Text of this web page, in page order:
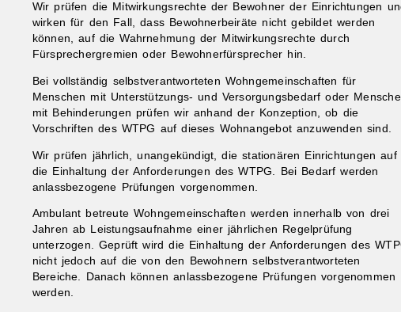
Wir prüfen die Mitwirkungsrechte der Bewohner der Einrichtungen
wirken für den Fall, dass Bewohnerbeiräte nicht gebildet werden
können, auf die Wahrnehmung der Mitwirkungsrechte durch
Fürsprechergremien oder Bewohnerfürsprecher hin.
Bei vollständig selbstverantworteten Wohngemeinschaften für
Menschen mit Unterstützungs- und Versorgungsbedarf oder
mit Behinderungen prüfen wir anhand der Konzeption, ob die
Vorschriften des WTPG auf dieses Wohnangebot anzuwenden sind.
Wir prüfen jährlich, unangekündigt, die stationären Einrichtungen auf
die Einhaltung der Anforderungen des WTPG. Bei Bedarf werden
anlassbezogene Prüfungen vorgenommen.
Ambulant betreute Wohngemeinschaften werden innerhalb von drei
Jahren ab Leistungsaufnahme einer jährlichen Regelprüfung
unterzogen. Geprüft wird die Einhaltung der Anforderungen des
nicht jedoch auf die von den Bewohnern selbstverantworteten
Bereiche. Danach können anlassbezogene Prüfungen vorgenommen
werden.